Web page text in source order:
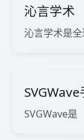
沁言学术
沁言学术是
SVGWave是